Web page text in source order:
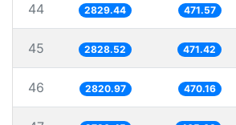
44 2829.44 471.57
45 2828.52 471.42
46 2820.97 470.16